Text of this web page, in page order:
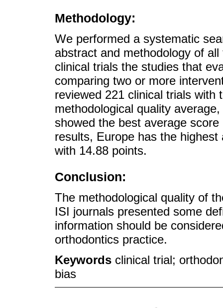
Methodology:
We performed a systematic
abstract and methodology of
clinical trials the studies that
comparing two or more
reviewed 221 clinical trials with
methodological quality
showed the best average
results, Europe has the
with 14.88 points.
Conclusion:
The methodological quality of
ISI journals presented some
information should be
orthodontics practice.
Keywords clinical trial;
bias